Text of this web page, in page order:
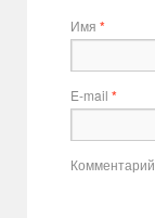
Имя *
E-mail *
Комментарий